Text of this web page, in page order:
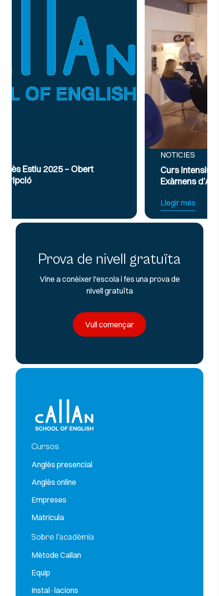
Curs Intensiu de Preparació per a
Exàmens d’Anglès Oficial B2 i C1
Prova de nivell gratuïta
Vine a conèixer l'escola i fes una prova de
nivell gratuïta
Vull començar
Cursos
Anglès presencial
Anglès online
Empreses
Matrícula
Sobre l’acadèmia
Mètode Callan
Equip
Instal·lacions